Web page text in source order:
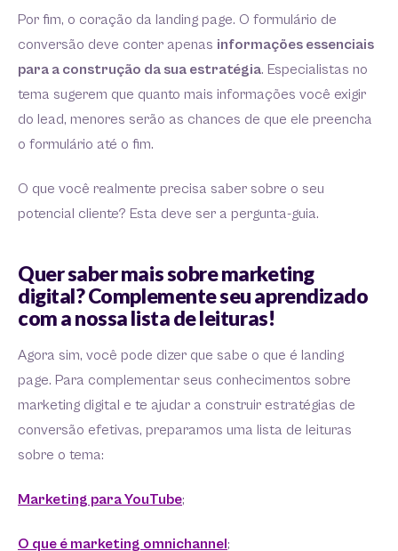
Por fim, o coração da landing page. O formulário de
conversão deve conter apenas informações essenciais
para a construção da sua estratégia. Especialistas no
tema sugerem que quanto mais informações você exigir
do lead, menores serão as chances de que ele preencha
o formulário até o fim.
O que você realmente precisa saber sobre o seu
potencial cliente? Esta deve ser a pergunta-guia.
Quer saber mais sobre marketing
digital? Complemente seu aprendizado
com a nossa lista de leituras!
Agora sim, você pode dizer que sabe o que é landing
page. Para complementar seus conhecimentos sobre
marketing digital e te ajudar a construir estratégias de
conversão efetivas, preparamos uma lista de leituras
sobre o tema:
Marketing para YouTube;
O que é marketing omnichannel;